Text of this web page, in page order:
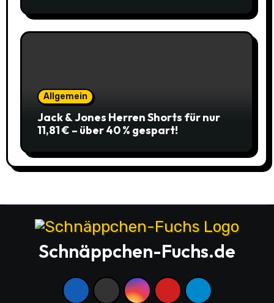
Allgemein
Jack & Jones Herren Shorts für nur
11,81 € – über 40 % gespart!
Schnäppchen-Fuchs.de